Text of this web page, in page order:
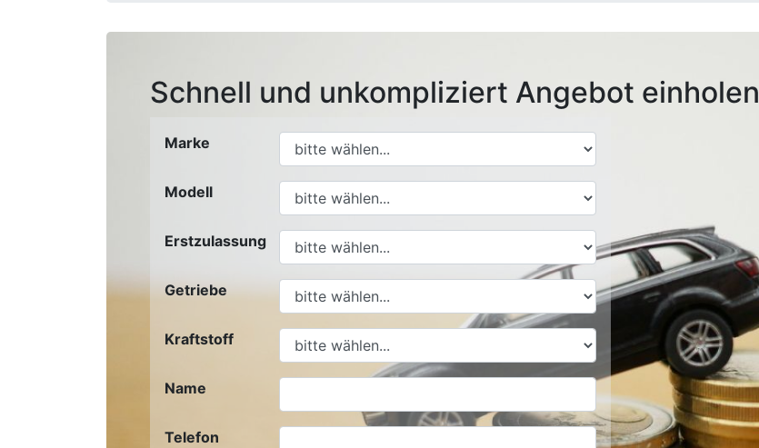
Schnell und unkompliziert Angebot einholen
Marke
Modell
Erstzulassung
Getriebe
Kraftstoff
Name
Telefon